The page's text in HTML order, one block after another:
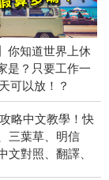
你知道世界上休
是？只要工作一
可以放！？
略中文教學！快
三葉草、明信
文對照、翻譯、